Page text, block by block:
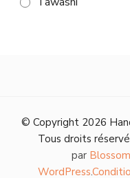
© Copyright 2026
Tous droits
par
WordPress.